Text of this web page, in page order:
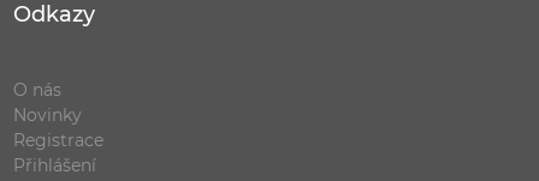
Odkazy
O nás
Novinky
Registrace
Přihlášení